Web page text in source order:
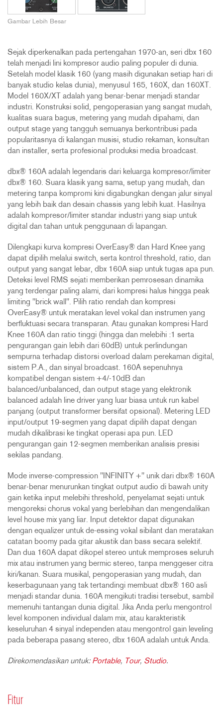
Gambar Lebih Besar
Sejak diperkenalkan pada pertengahan 1970-an, seri dbx 160
telah menjadi lini kompresor audio paling populer di dunia.
Setelah model klasik 160 (yang masih digunakan setiap hari di
banyak studio kelas dunia), menyusul 165, 160X, dan 160XT.
Model 160X/XT adalah yang benar-benar menjadi standar
industri. Konstruksi solid, pengoperasian yang sangat mudah,
kualitas suara bagus, metering yang mudah dipahami, dan
output stage yang tangguh semuanya berkontribusi pada
popularitasnya di kalangan musisi, studio rekaman, konsultan
dan installer, serta profesional produksi media broadcast.
dbx® 160A adalah legendaris dari keluarga kompresor/limiter
dbx® 160. Suara klasik yang sama, setup yang mudah, dan
metering tanpa kompromi kini digabungkan dengan jalur sinyal
yang lebih baik dan desain chassis yang lebih kuat. Hasilnya
adalah kompresor/limiter standar industri yang siap untuk
digital dan tahan untuk penggunaan di lapangan.
Dilengkapi kurva kompresi OverEasy® dan Hard Knee yang
dapat dipilih melalui switch, serta kontrol threshold, ratio, dan
output yang sangat lebar, dbx 160A siap untuk tugas apa pun.
Deteksi level RMS sejati memberikan pemrosesan dinamika
yang terdengar paling alami, dari kompresi halus hingga peak
limiting "brick wall". Pilih ratio rendah dan kompresi
OverEasy® untuk meratakan level vokal dan instrumen yang
berfluktuasi secara transparan. Atau gunakan kompresi Hard
Knee 160A dan ratio tinggi (hingga dan melebihi :1 serta
pengurangan gain lebih dari 60dB) untuk perlindungan
sempurna terhadap distorsi overload dalam perekaman digital,
sistem P.A., dan sinyal broadcast. 160A sepenuhnya
kompatibel dengan sistem +4/-10dB dan
balanced/unbalanced, dan output stage yang elektronik
balanced adalah line driver yang luar biasa untuk run kabel
panjang (output transformer bersifat opsional). Metering LED
input/output 19-segmen yang dapat dipilih dapat dengan
mudah dikalibrasi ke tingkat operasi apa pun. LED
pengurangan gain 12-segmen memberikan analisis presisi
sekilas pandang.
Mode inverse-compression "INFINITY +" unik dari dbx® 160A
benar-benar menurunkan tingkat output audio di bawah unity
gain ketika input melebihi threshold, penyelamat sejati untuk
mengoreksi chorus vokal yang berlebihan dan mengendalikan
level house mix yang liar. Input detektor dapat digunakan
dengan equalizer untuk de-essing vokal sibilant dan meratakan
catatan boomy pada gitar akustik dan bass secara selektif.
Dan dua 160A dapat dikopel stereo untuk memproses seluruh
mix atau instrumen yang bermic stereo, tanpa menggeser citra
kiri/kanan. Suara musikal, pengoperasian yang mudah, dan
keserbagunaan yang tak tertandingi membuat dbx® 160 asli
menjadi standar dunia. 160A mengikuti tradisi tersebut, sambil
memenuhi tantangan dunia digital. Jika Anda perlu mengontrol
level komponen individual dalam mix, atau karakteristik
keseluruhan 4 sinyal independen atau mengontrol gain leveling
pada beberapa pasang stereo, dbx 160A adalah untuk Anda.
Direkomendasikan untuk: Portable, Tour, Studio.
Fitur